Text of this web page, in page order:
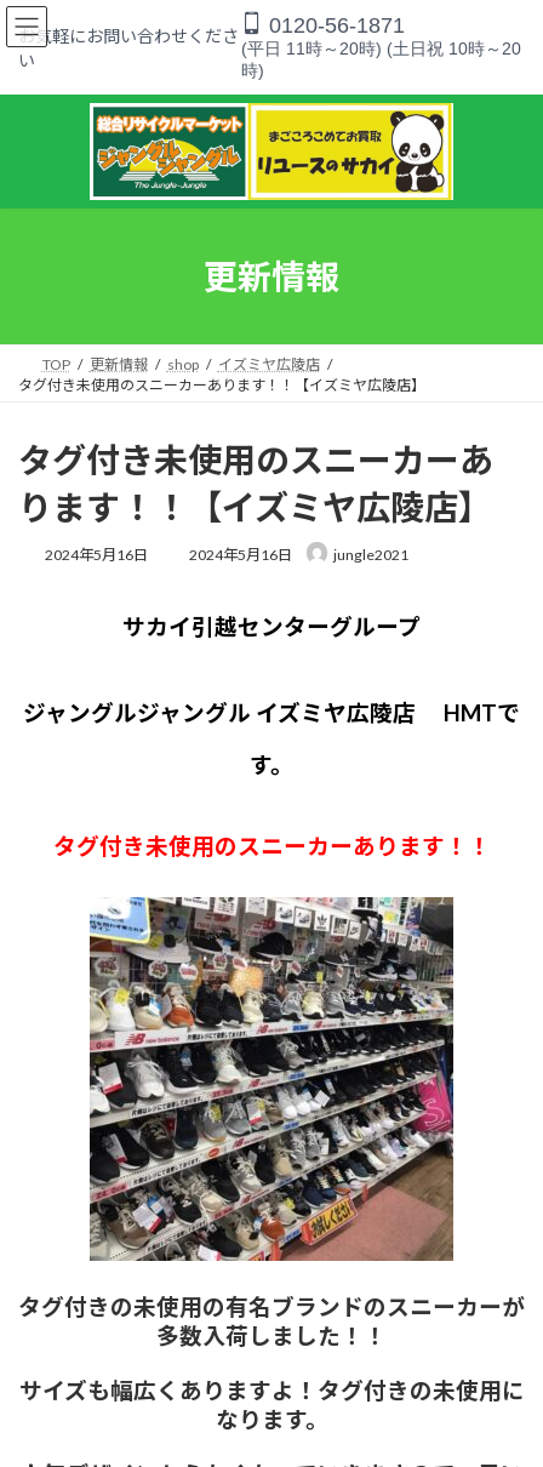
コ
ン
ッ
ナ
ビ
移
お気軽にお問い合わせくださ
い
0120-56-1871
(平日 11時～20時) (土日祝 10時～20
時)
更新情報
TOP 更新情報 shop
イズミヤ広陵店
タグ付き未使用のスニーカーあります！！【イズミヤ広陵店】
タグ付き未使用のスニーカーあ
ります！！【イズミヤ広陵店】
2024年5月16日
最
新
日
2024年5月16日 jungle2021
サカイ引越センターグループ
ジャングルジャングル イズミヤ広陵店 HMTで
す。
タグ付き未使用のスニーカーあります！！
タグ付きの未使用の有名ブランドのスニーカーが
多数入荷しました！！
サイズも幅広くありますよ！タグ付きの未使用に
なります。